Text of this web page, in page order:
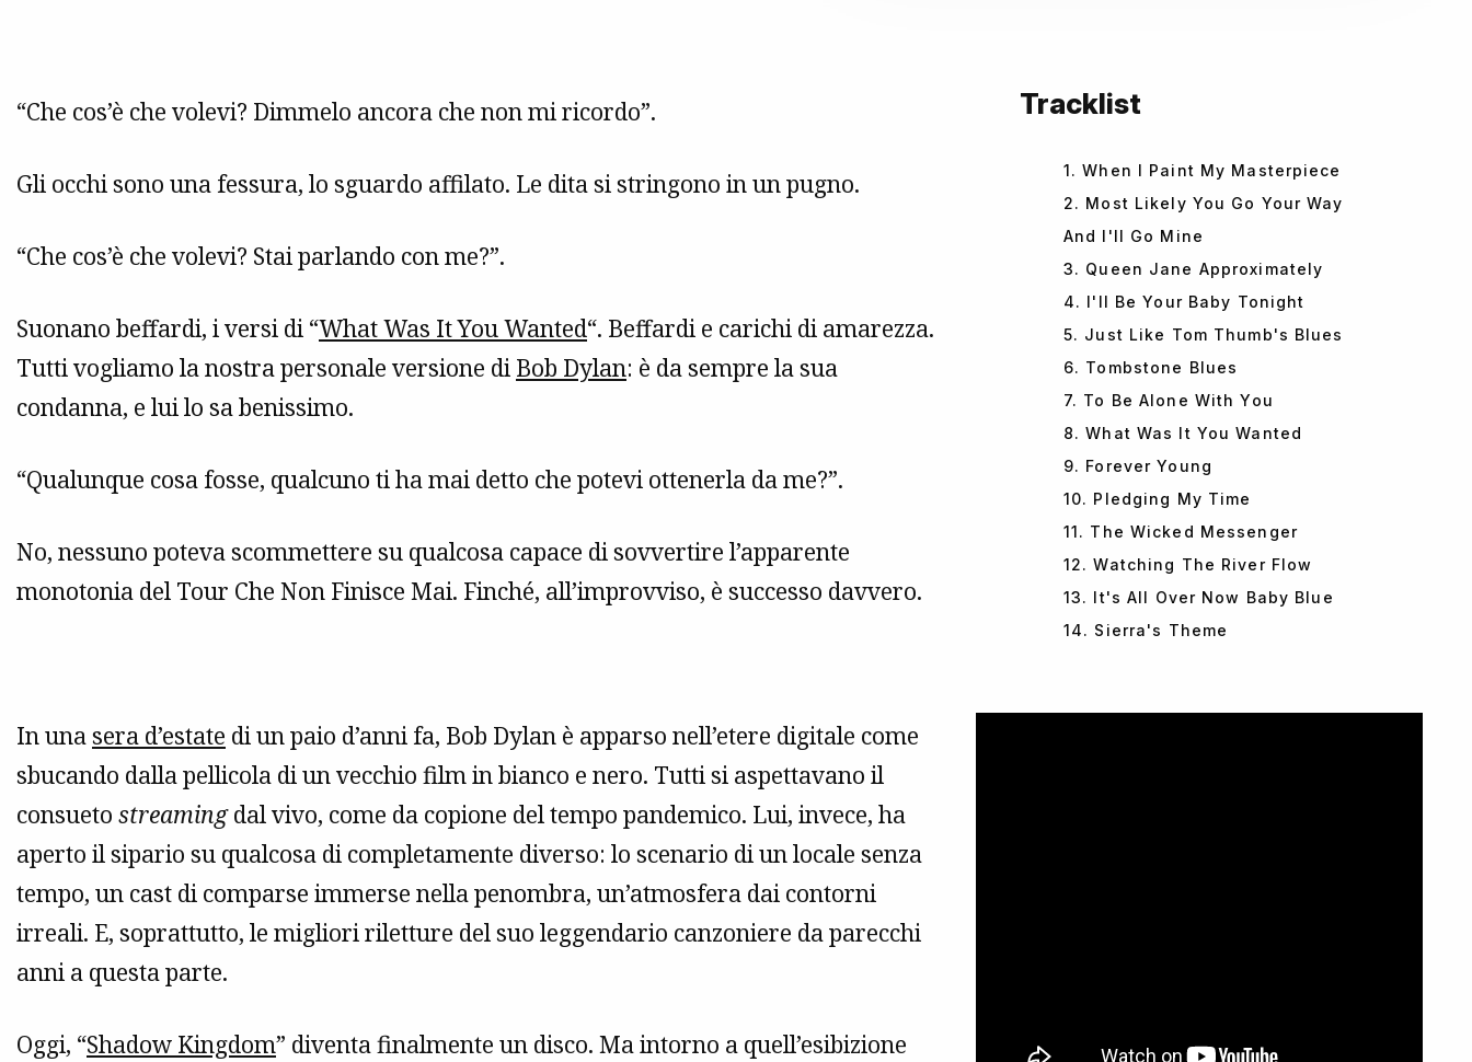
“Che cos’è che volevi? Dimmelo ancora che non mi ricordo”.
Gli occhi sono una fessura, lo sguardo affilato. Le dita si stringono in un pugno.
“Che cos’è che volevi? Stai parlando con me?”.
Suonano beffardi, i versi di “What Was It You Wanted“. Beffardi e carichi di amarezza.
Tutti vogliamo la nostra personale versione di Bob Dylan: è da sempre la sua
condanna, e lui lo sa benissimo.
“Qualunque cosa fosse, qualcuno ti ha mai detto che potevi ottenerla da me?”.
No, nessuno poteva scommettere su qualcosa capace di sovvertire l’apparente
monotonia del Tour Che Non Finisce Mai. Finché, all’improvviso, è successo davvero.
In unasera d’estate di un paio d’anni fa, Bob Dylan è apparso nell’etere digitale come
sbucando dalla pellicola di un vecchio film in bianco e nero. Tutti si aspettavano il
consueto streamingdal vivo, come da copione del tempo pandemico. Lui, invece, ha
aperto il sipario su qualcosa di completamente diverso: lo scenario di un locale senza
tempo, un cast di comparse immerse nella penombra, un’atmosfera dai contorni
irreali. E, soprattutto, le migliori riletture del suo leggendario canzoniere da parecchi
anni a questa parte.
Oggi, “Shadow Kingdom” diventa finalmente un disco. Ma intorno a quell’esibizione
Tracklist
1. When I Paint My Masterpiece
2. Most Likely You Go Your Way
And I'll Go Mine
3. Queen Jane Approximately
4. I'll Be Your Baby Tonight
5. Just Like Tom Thumb's Blues
6. Tombstone Blues
7. To Be Alone With You
8. What Was It You Wanted
9. Forever Young
10. Pledging My Time
11. The Wicked Messenger
12. Watching The River Flow
13. It's All Over Now Baby Blue
14. Sierra's Theme